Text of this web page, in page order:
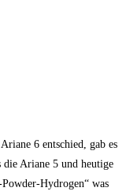
6 entschied, gab es
die Ariane 5 und heutige
Hydrogen“ was